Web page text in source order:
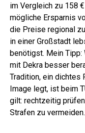
im Vergleich zu 158
mögliche Ersparnis
die Preise regional
in einer Großstadt
benötigst. Mein
mit Dekra besser
Tradition, ein dichtes
Image legt, ist beim
gilt: rechtzeitig
Strafen zu vermeiden.